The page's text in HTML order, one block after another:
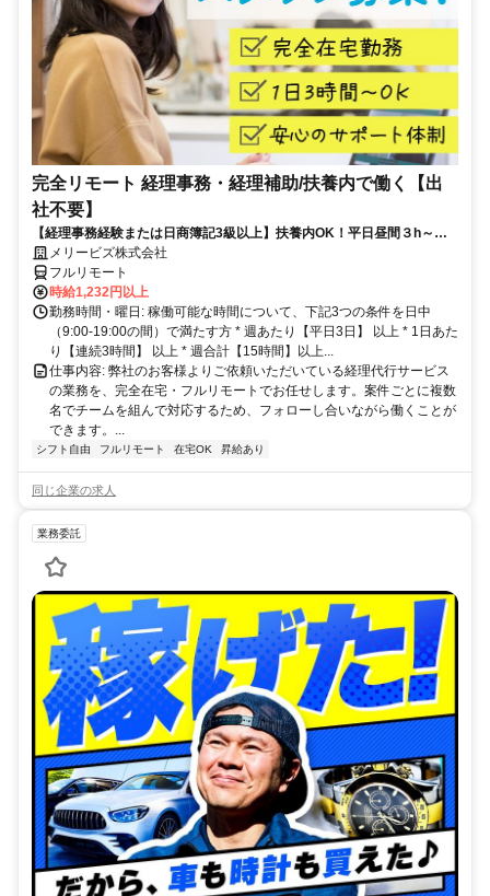
完全リモート 経理事務・経理補助/扶養内で働く【出
社不要】
【経理事務経験または日商簿記3級以上】扶養内OK！平日昼間３h～。
完全在宅で育児・介護中の方も大歓迎♪
メリービズ株式会社
フルリモート
時給1,232円以上
勤務時間・曜日: 稼働可能な時間について、下記3つの条件を日中
（9:00-19:00の間）で満たす方 * 週あたり【平日3日】 以上 * 1日あた
り【連続3時間】 以上 * 週合計【15時間】以上...
仕事内容: 弊社のお客様よりご依頼いただいている経理代行サービス
の業務を、完全在宅・フルリモートでお任せします。案件ごとに複数
名でチームを組んで対応するため、フォローし合いながら働くことが
できます。...
シフト自由 フルリモート 在宅OK 昇給あり
同じ企業の求人
業務委託